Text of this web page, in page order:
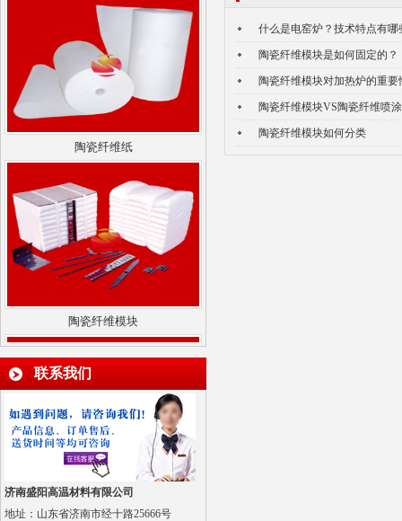
硅酸铝陶瓷纤维针刺毯
联系我们
济南盛阳高温材料有限公司
地址：山东省济南市经十路25666号
什么是电窑炉？技术特点有哪
陶瓷纤维模块是如何固定的？
陶瓷纤维模块对加热炉的重要
陶瓷纤维模块VS陶瓷纤维喷
陶瓷纤维模块如何分类